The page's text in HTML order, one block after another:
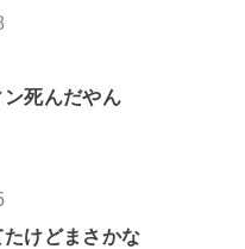
ン死んだやん
けどまさかな